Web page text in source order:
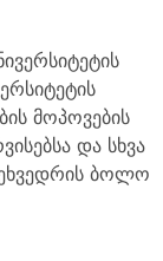
მოპოვების
და სხვა
ბოლო